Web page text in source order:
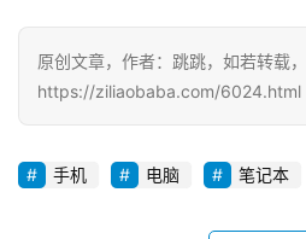
原创文章，作者：跳跳，如若转载，
https://ziliaobaba.com/6024.html
手机 电脑 笔记本